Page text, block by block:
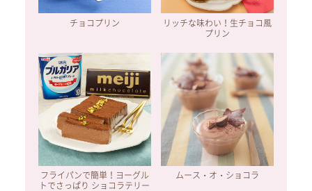
チョコプリン
リッチな味わい！生チョコ風
プリン
フライパンで簡単！ヨーグル
トでさっぱり ショコラテリー
ムース・オ・ショコラ